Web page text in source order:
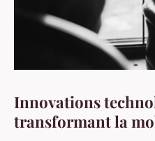
Innovations
transformant la